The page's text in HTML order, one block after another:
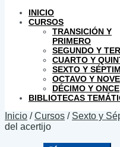
INICIO
CURSOS
TRANSICIÓN Y
PRIMERO
SEGUNDO Y
CUARTO Y
SEXTO Y
OCTAVO Y
DÉCIMO Y ONCE
BIBLIOTECAS
Inicio /Cursos / Sexto y
del acertijo